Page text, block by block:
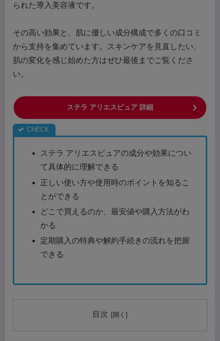
られた導入美容液です。
その高い効果と、肌に優しい成分構成で多くの口コミ
から支持を集めています。スキンケアを見直したい、
肌の変化を感じ始めた方はぜひ最後までご覧くださ
い。
ステラ アリエスピュア 詳細
ステラ アリエスピュアの成分や効果につい
て具体的に理解できる
正しい使い方や使用時のポイントを知るこ
とができる
どこで買えるのか、最安値や購入方法がわ
かる
定期購入の特典や解約手続きの流れを把握
できる
目次